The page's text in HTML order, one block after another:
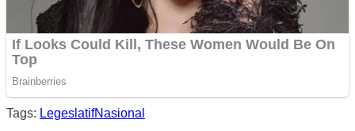
Tags: LegeslatifNasional